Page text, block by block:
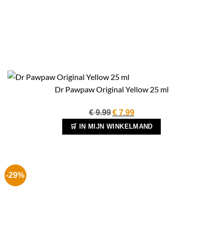
Dr Pawpaw Original Yellow 25 ml
€9.99 Oorspronkelijke
prijs
was:
€7.99Huidige
prijs
is:
🛒 IN MIJN WINKELMAND
-29%